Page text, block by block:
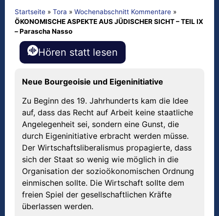
Startseite » Tora » Wochenabschnitt Kommentare »
ÖKONOMISCHE ASPEKTE AUS JÜDISCHER SICHT – TEIL IX
– Parascha Nasso
Hören statt lesen
Neue Bourgeoisie und Eigeninitiative
Zu Beginn des 19. Jahrhunderts kam die Idee
auf, dass das Recht auf Arbeit keine staatliche
Angelegenheit sei, sondern eine Gunst, die
durch Eigeninitiative erbracht werden müsse.
Der Wirtschaftsliberalismus propagierte, dass
sich der Staat so wenig wie möglich in die
Organisation der sozioökonomischen Ordnung
einmischen sollte. Die Wirtschaft sollte dem
freien Spiel der gesellschaftlichen Kräfte
überlassen werden.